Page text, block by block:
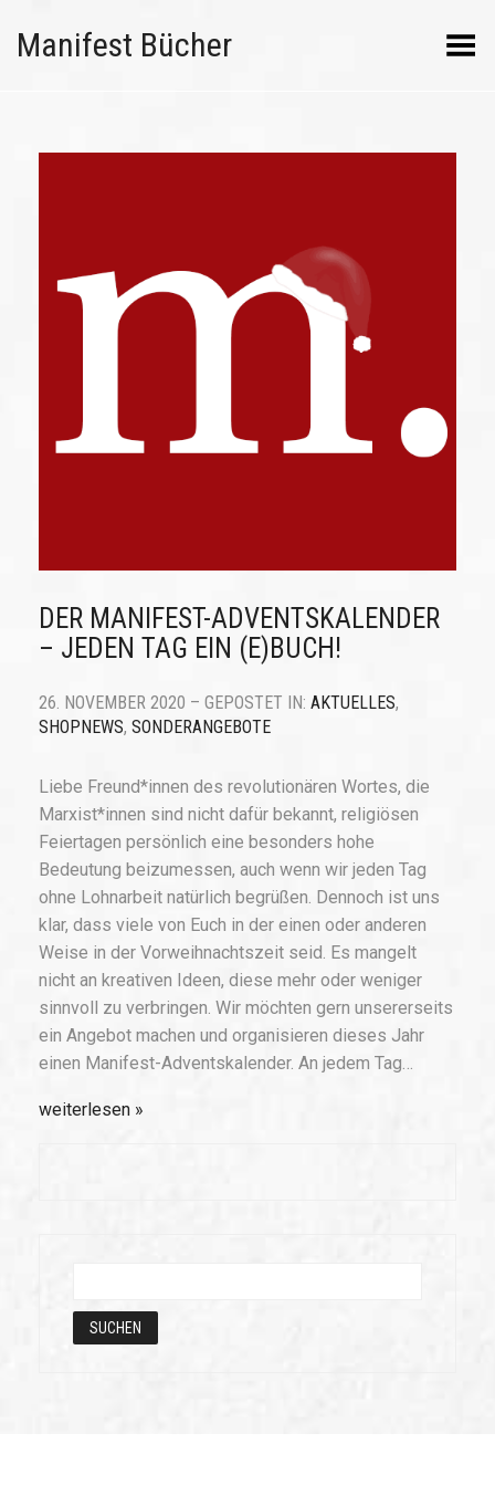
Manifest Bücher Menü umschalten
DER MANIFEST-ADVENTSKALENDER
– JEDEN TAG EIN (E)BUCH!
26. NOVEMBER 2020 – GEPOSTET IN: AKTUELLES,
SHOPNEWS, SONDERANGEBOTE
Liebe Freund*innen des revolutionären Wortes, die
Marxist*innen sind nicht dafür bekannt, religiösen
Feiertagen persönlich eine besonders hohe
Bedeutung beizumessen, auch wenn wir jeden Tag
ohne Lohnarbeit natürlich begrüßen. Dennoch ist uns
klar, dass viele von Euch in der einen oder anderen
Weise in der Vorweihnachtszeit seid. Es mangelt
nicht an kreativen Ideen, diese mehr oder weniger
sinnvoll zu verbringen. Wir möchten gern unsererseits
ein Angebot machen und organisieren dieses Jahr
einen Manifest-Adventskalender. An jedem Tag…
weiterlesen